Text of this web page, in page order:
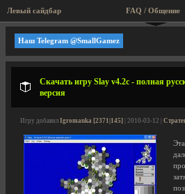
Левый сайдбар FAQ / Общение
Стратегии
Наш Telegram @SmallGamez
Скачать игру Slay v4.2c - полная
версия
Игру добавил Igromanka [2371|145] | 2010-03-12 |